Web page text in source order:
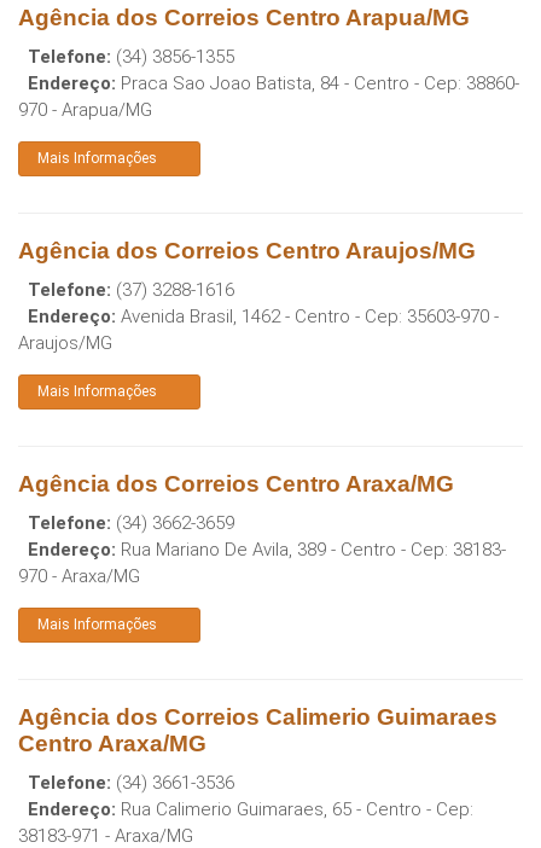
Agência dos Correios Centro Arapua/MG
Telefone: (34) 3856-1355
Endereço: Praca Sao Joao Batista, 84 - Centro - Cep: 38860-
970 - Arapua/MG
Mais Informações
Agência dos Correios Centro Araujos/MG
Telefone: (37) 3288-1616
Endereço: Avenida Brasil, 1462 - Centro - Cep: 35603-970 -
Araujos/MG
Mais Informações
Agência dos Correios Centro Araxa/MG
Telefone: (34) 3662-3659
Endereço: Rua Mariano De Avila, 389 - Centro - Cep: 38183-
970 - Araxa/MG
Mais Informações
Agência dos Correios Calimerio Guimaraes
Centro Araxa/MG
Telefone: (34) 3661-3536
Endereço: Rua Calimerio Guimaraes, 65 - Centro - Cep:
38183-971 - Araxa/MG